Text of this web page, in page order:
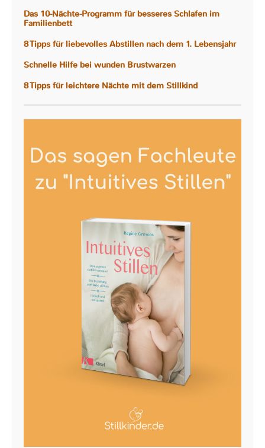
Das 10-Nächte-Programm für besseres Schlafen im
Familienbett
8 Tipps für liebevolles Abstillen nach dem 1. Lebensjahr
Schnelle Hilfe bei wunden Brustwarzen
8 Tipps für leichtere Nächte mit dem Stillkind